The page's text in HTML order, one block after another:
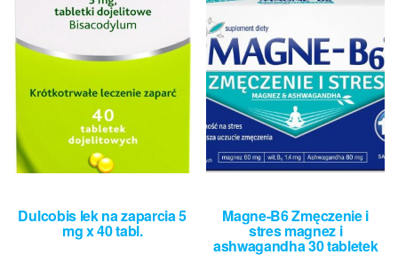
Dulcobis lek na zaparcia 5
mg x 40 tabl.
Magne-B6 Zmęczenie i
stres magnez i
ashwagandha 30 tabletek